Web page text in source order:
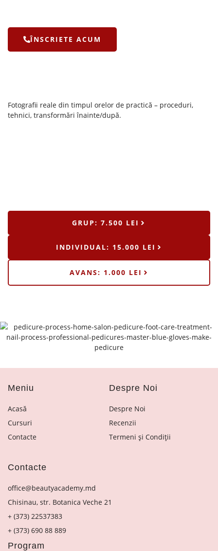
ÎNSCRIETE ACUM
Fotografii reale din timpul orelor de practică – proceduri,
tehnici, transformări înainte/după.
GRUP: 7.500 LEI
INDIVIDUAL: 15.000 LEI
AVANS: 1.000 LEI
Meniu
Acasă
Cursuri
Contacte
Despre Noi
Despre Noi
Recenzii
Termeni și Condiții
Contacte
office@beautyacademy.md
Chisinau, str. Botanica Veche 21
+ (373) 22537383
+ (373) 690 88 889
Program